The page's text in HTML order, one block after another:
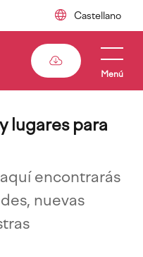
Menú
lugares para
encontrarás
nuevas